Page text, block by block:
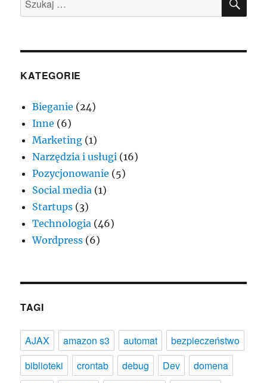
KATEGORIE
Bieganie (24)
Inne (6)
Marketing (1)
Narzędzia i usługi (16)
Pozycjonowanie (5)
Social media (1)
Startups (3)
Technologia (46)
Wordpress (6)
TAGI
AJAX amazon s3 automat
bezpieczeństwo
biblioteki
crontab debug Dev
domena